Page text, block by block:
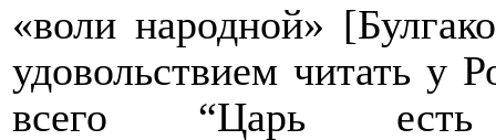
«воли народной»
удовольствием читать у
всего “Царь